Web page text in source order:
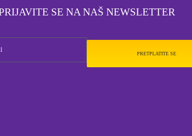
SE NA NAŠ NEWSLETTER
PRETPLATITE SE